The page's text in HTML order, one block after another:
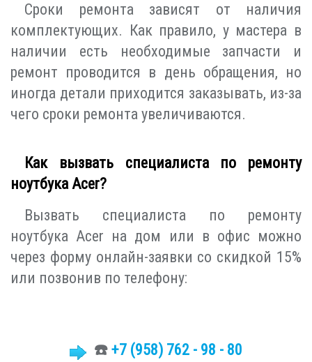
Сроки ремонта зависят от наличия
комплектующих. Как правило, у мастера в
наличии есть необходимые запчасти и
ремонт проводится в день обращения, но
иногда детали приходится заказывать, из-за
чего сроки ремонта увеличиваются.
Как вызвать специалиста по ремонту
ноутбука Acer?
Вызвать специалиста по ремонту
ноутбука Acer на дом или в офис можно
через форму онлайн-заявки со скидкой 15%
или позвонив по телефону:
☎️ +7 (958) 762 - 98 - 80